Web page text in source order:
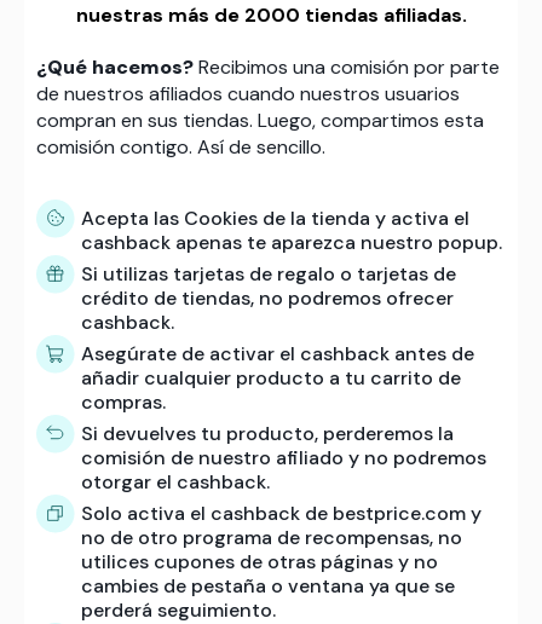
nuestras más de 2000 tiendas afiliadas.
¿Qué hacemos?Recibimos una comisión por parte
de nuestros afiliados cuando nuestros usuarios
compran en sus tiendas. Luego, compartimos esta
comisión contigo. Así de sencillo.
Acepta las Cookies de la tienda y activa el
cashback apenas te aparezca nuestro popup.
Si utilizas tarjetas de regalo o tarjetas de
crédito de tiendas, no podremos ofrecer
cashback.
Asegúrate de activar el cashback antes de
añadir cualquier producto a tu carrito de
compras.
Si devuelves tu producto, perderemos la
comisión de nuestro afiliado y no podremos
otorgar el cashback.
Solo activa el cashback de bestprice.com y
no de otro programa de recompensas, no
utilices cupones de otras páginas y no
cambies de pestaña o ventana ya que se
perderá seguimiento.